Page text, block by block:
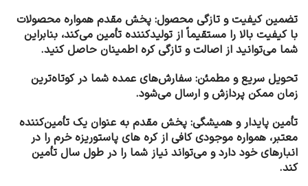
تضمین کیفیت و تازگی محصول: پخش مقدم همواره محصولات
با کیفیت بالا را مستقیماً از تولیدکننده تأمین می‌کند، بنابراین
شما می‌توانید از اصالت و تازگی کره اطمینان حاصل کنید.
تحویل سریع و مطمئن: سفارش‌های عمده شما در کوتاه‌ترین
زمان ممکن پردازش و ارسال می‌شود.
تأمین پایدار و همیشگی: پخش مقدم به عنوان یک تأمین‌کننده
معتبر، همواره موجودی کافی از کره های پاستوریزه خرم را در
انبارهای خود دارد و می‌تواند نیاز شما را در طول سال تأمین
کند.